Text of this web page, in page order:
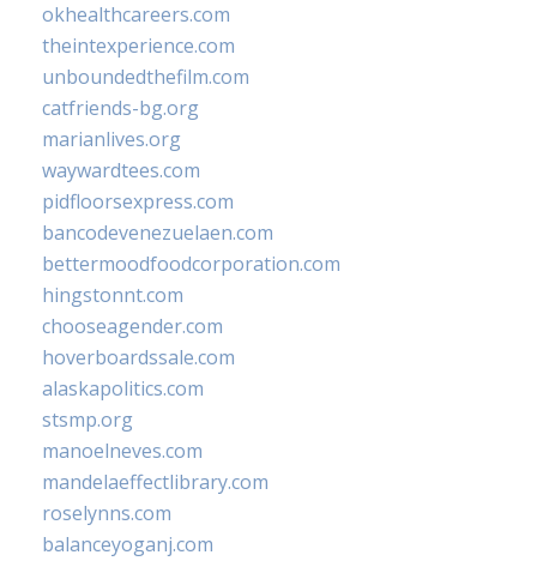
okhealthcareers.com
theintexperience.com
unboundedthefilm.com
catfriends-bg.org
marianlives.org
waywardtees.com
pidfloorsexpress.com
bancodevenezuelaen.com
bettermoodfoodcorporation.com
hingstonnt.com
chooseagender.com
hoverboardssale.com
alaskapolitics.com
stsmp.org
manoelneves.com
mandelaeffectlibrary.com
roselynns.com
balanceyoganj.com